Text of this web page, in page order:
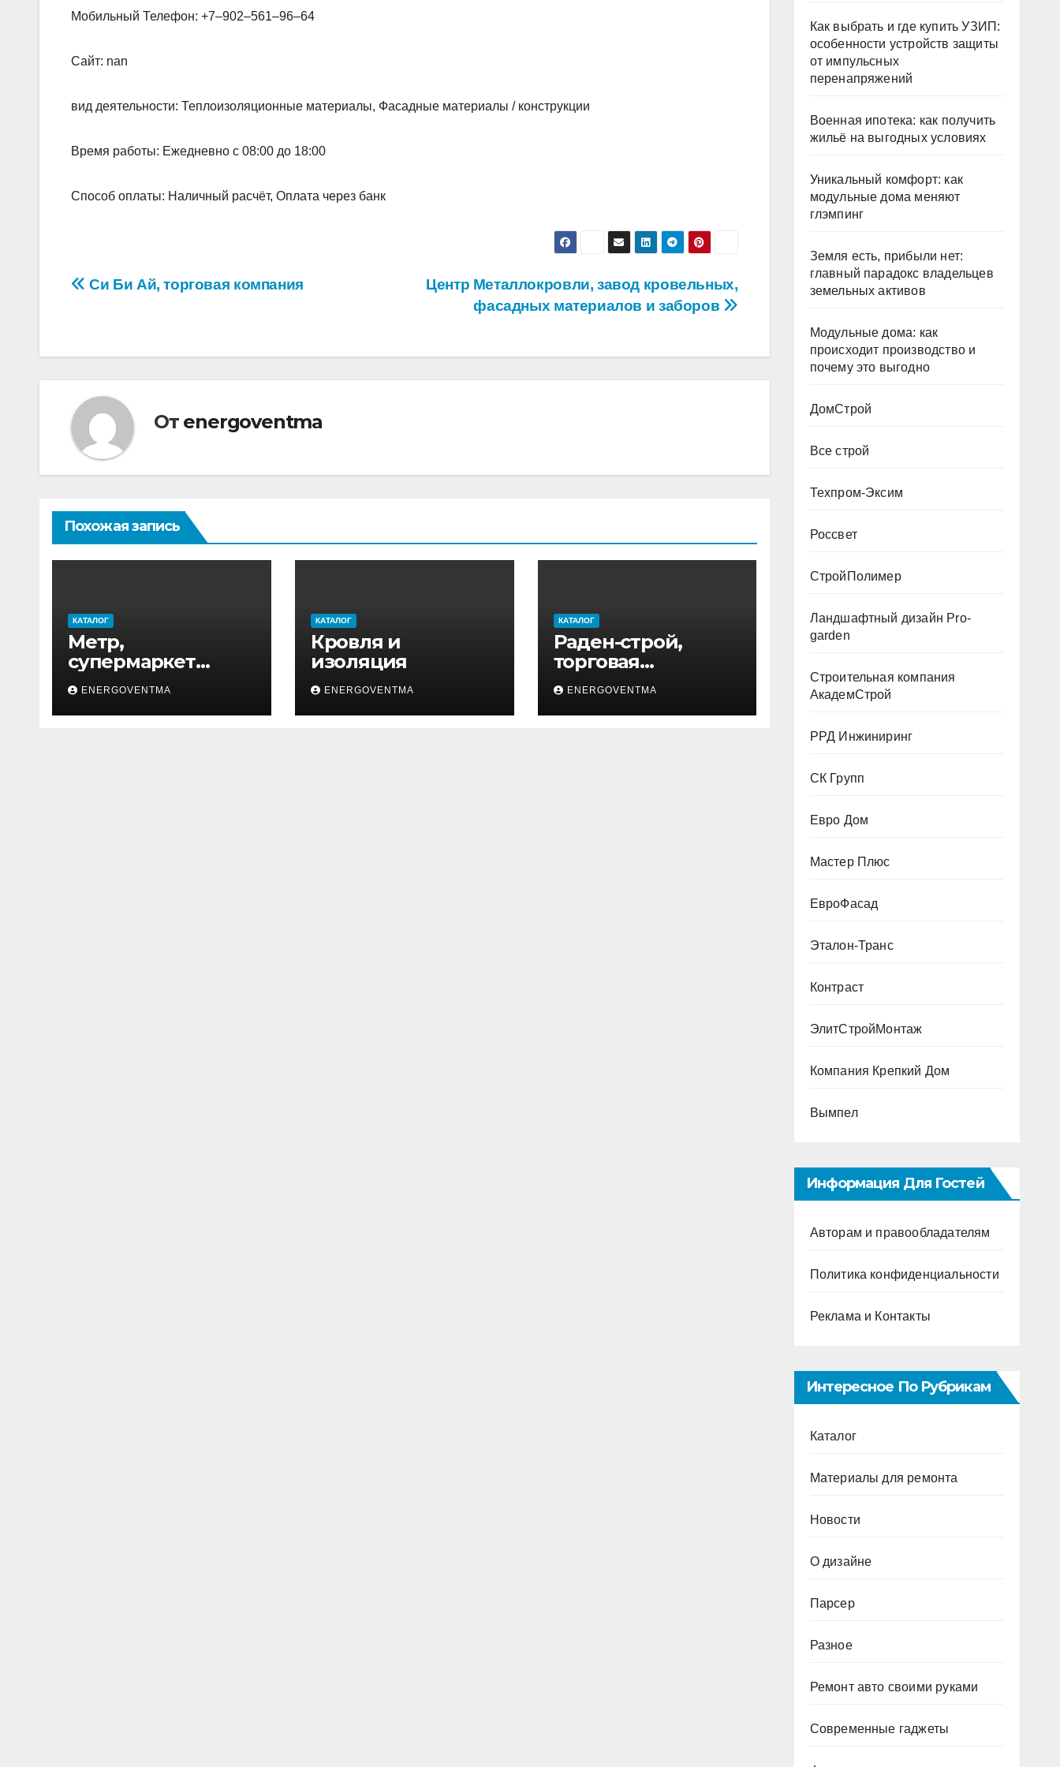
Мобильный Телефон: +7‒902‒561‒96‒64
Сайт: nan
вид деятельности: Теплоизоляционные материалы, Фасадные материалы / конструкции
Время работы: Ежедневно с 08:00 до 18:00
Способ оплаты: Наличный расчёт, Оплата через банк
Навигация
записям
Центр Металлокровли, завод кровельных,
фасадных материалов и заборов
Си Би Ай, торговая компания
От energoventma
Похожая запись
КАТАЛОГ
Метр,
супермаркет
товаров для дома
и ремонта
ENERGOVENTMA
КАТАЛОГ
Кровля и
изоляция
ENERGOVENTMA
КАТАЛОГ
Раден-строй,
торговая
компания
ENERGOVENTMA
Как выбрать и где купить УЗИП:
особенности устройств защиты
от импульсных
перенапряжений
Военная ипотека: как получить
жильё на выгодных условиях
Уникальный комфорт: как
модульные дома меняют
глэмпинг
Земля есть, прибыли нет:
главный парадокс владельцев
земельных активов
Модульные дома: как
происходит производство и
почему это выгодно
ДомСтрой
Все строй
Техпром-Эксим
Россвет
СтройПолимер
Ландшафтный дизайн Pro-
garden
Строительная компания
АкадемСтрой
РРД Инжиниринг
СК Групп
Евро Дом
Мастер Плюс
ЕвроФасад
Эталон-Транс
Контраст
ЭлитСтройМонтаж
Компания Крепкий Дом
Вымпел
Информация Для Гостей
Авторам и правообладателям
Политика конфиденциальности
Реклама и Контакты
Интересное По Рубрикам
Каталог
Материалы для ремонта
Новости
О дизайне
Парсер
Разное
Ремонт авто своими руками
Современные гаджеты